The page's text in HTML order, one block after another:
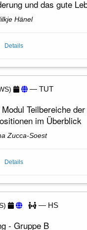
und das gute
Hänel
Details
— TUT
Teilbereiche
im Überblick
Zucca-Soest
Details
— HS
- Gruppe B